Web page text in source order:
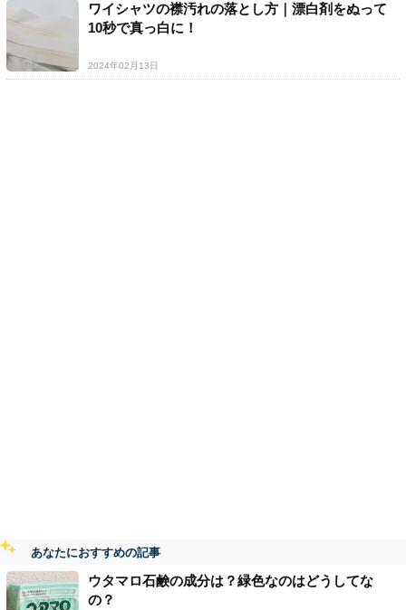
ワイシャツの襟汚れの落とし方｜漂白剤をぬって
10秒で真っ白に！
2024年02月13日
あなたにおすすめの記事
ウタマロ石鹸の成分は？緑色なのはどうしてな
の？